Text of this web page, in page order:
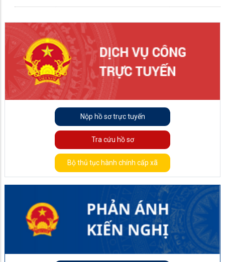
Nộp hồ sơ trực tuyến
Tra cứu hồ sơ
Bộ thủ tục hành chính cấp xã